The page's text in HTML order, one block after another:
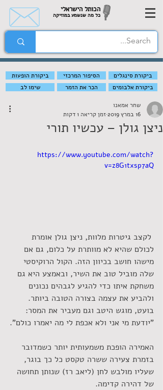
הכותל הישראלי
כל מה שנשמע במוזיקה
ביקורת הופעות הסיפור המרכזי
ביקורת סינגלים
שימו לב
הכר את הזמר ביקורת אלבומים
ניצן גולן – עכשיו תורי
שחר אמאנו
16 במרץ 2019
זמן קריאה 1 דקות
https://www.youtube.com/watch?
v=z8G1txsp7aQ
לקצב גיטרות מלוות, ניצן גולן אומרת
לכולם שהיא לא מוותרת על כלום, גם אם
מישהו חושב בכיוון הזה. הקול הרוקיסטי
שלה מוביל טוב את השיר, ובאמצע היא גם
משחקת איתו כדי להגיע לגבהים נכונים
ולהביע את עצמה בצורה הטובה ביותר.
בועט, מוגש היטב וגם מעביר את המסר:
"יודעת מי אני ולא אכפת לי מה יאמרו כולם".
האמירה הופכת משמעותית יותר כשמדובר
בזמרת צעירה ששרה טקסט כל כך בוגר,
שעליו מולבש לחן (ליאב רז) שנותן תחושה
של דהירה קדימה.